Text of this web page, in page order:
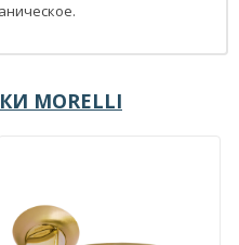
MORELLI